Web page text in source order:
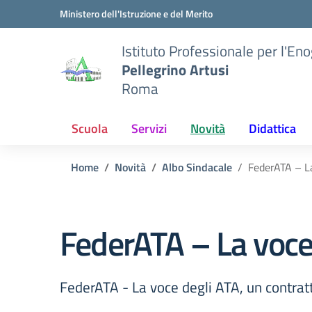
Vai ai contenuti
Vai al menu di navigazioneMinistero dell'Istruzione e del Merito
Istituto Professionale per
Pellegrino Artusi
Roma
Scuola Servizi Novità Didattica
Home Novità Albo Sindacale FederATA –
FederATA – La
FederATA - La voce degli ATA, un